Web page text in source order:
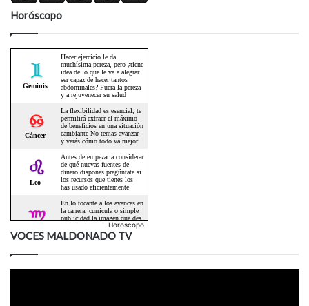
Horóscopo
Horoscopo
VOCES MALDONADO TV